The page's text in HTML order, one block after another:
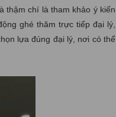
thậm chí là tham khảo ý kiến
ghé thăm trực tiếp đại lý,
lựa đúng đại lý, nơi có thể